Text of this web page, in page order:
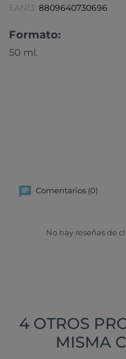
EAN13: 8809640730696
Formato:
50 ml.
Comentarios (0)
No hay reseñas de
4 OTROS
MISMA